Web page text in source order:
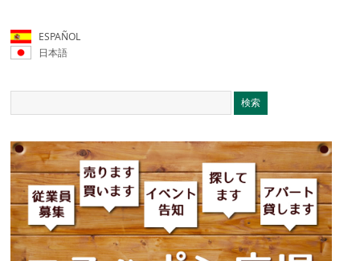
ESPAÑOL
日本語